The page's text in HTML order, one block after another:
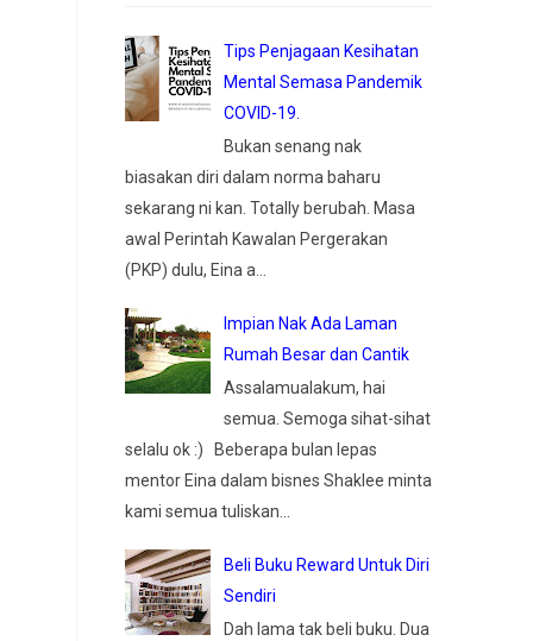
Tips Penjagaan Kesihatan
Mental Semasa Pandemik
COVID-19.
Bukan senang nak
biasakan diri dalam norma baharu
sekarang ni kan. Totally berubah. Masa
awal Perintah Kawalan Pergerakan
(PKP) dulu, Eina a...
Impian Nak Ada Laman
Rumah Besar dan Cantik
Assalamualakum, hai
semua. Semoga sihat-sihat
selalu ok :) Beberapa bulan lepas
mentor Eina dalam bisnes Shaklee minta
kami semua tuliskan...
Beli Buku Reward Untuk Diri
Sendiri
Dah lama tak beli buku. Dua